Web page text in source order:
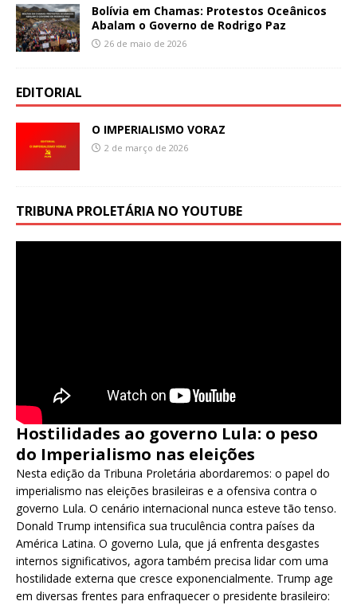
Bolívia em Chamas: Protestos Oceânicos
Abalam o Governo de Rodrigo Paz
26 de maio de 2026
EDITORIAL
O IMPERIALISMO VORAZ
2 de março de 2026
TRIBUNA PROLETÁRIA NO YOUTUBE
Hostilidades ao governo Lula: o peso
do Imperialismo nas eleições
Nesta edição da Tribuna Proletária abordaremos: o papel do
imperialismo nas eleições brasileiras e a ofensiva contra o
governo Lula. O cenário internacional nunca esteve tão tenso.
Donald Trump intensifica sua truculência contra países da
América Latina. O governo Lula, que já enfrenta desgastes
internos significativos, agora também precisa lidar com uma
hostilidade externa que cresce exponencialmente. Trump age
em diversas frentes para enfraquecer o presidente brasileiro: